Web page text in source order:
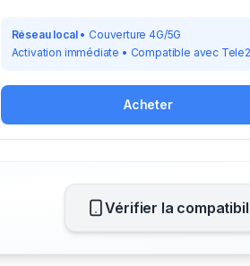
Réseau local• Couverture 4G/5G
Activation immédiate • Compatible avec Tele2
Acheter
Vérifier la